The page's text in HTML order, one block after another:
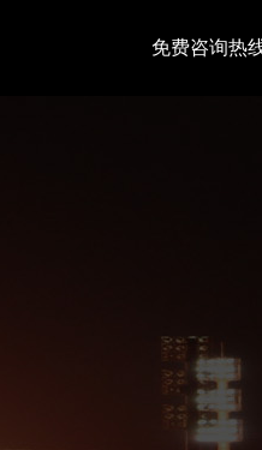
免费咨询热